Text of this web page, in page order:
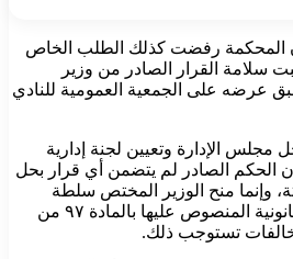
المحكمة رفضت كذلك الطلب الخاص
بعدما ثبت سلامة القرار الصادر من وزير
عرضه على الجمعية العمومية للنادي
مجلس الإدارة وتعيين لجنة إدارية
أن الحكم الصادر لم يتضمن أي قرار بحل
وإنما منح الوزير المختص سلطة
تقديرية لاتخاذ الإجراءات القانونية المنصوص عليها بالمادة ٩٧ من
تستوجب ذلك.